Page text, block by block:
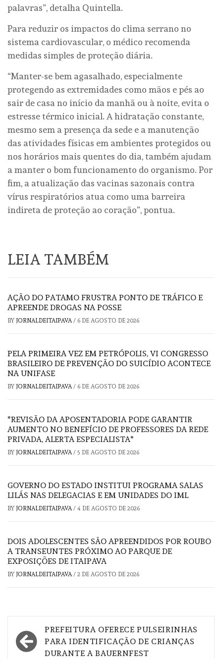
palavras”, detalha Quintella.
Para reduzir os impactos do clima serrano no
sistema cardiovascular, o médico recomenda
medidas simples de proteção diária.
“Manter-se bem agasalhado, especialmente
protegendo as extremidades como mãos e pés ao
sair de casa no início da manhã ou à noite, evita o
estresse térmico inicial. A hidratação constante,
mesmo sem a presença da sede e a manutenção
das atividades físicas em ambientes protegidos ou
nos horários mais quentes do dia, também ajudam
a manter o bom funcionamento do organismo. Por
fim, a atualização das vacinas sazonais contra
vírus respiratórios atua como uma barreira
indireta de proteção ao coração”, pontua.
LEIA TAMBÉM
AÇÃO DO PATAMO FRUSTRA PONTO DE TRÁFICO E
APREENDE DROGAS NA POSSE
BY JORNALDEITAIPAVA/ 6 DE AGOSTO DE 2026
PELA PRIMEIRA VEZ EM PETRÓPOLIS, VI CONGRESSO
BRASILEIRO DE PREVENÇÃO DO SUICÍDIO ACONTECE
NA UNIFASE
BY JORNALDEITAIPAVA/ 6 DE AGOSTO DE 2026
*REVISÃO DA APOSENTADORIA PODE GARANTIR
AUMENTO NO BENEFÍCIO DE PROFESSORES DA REDE
PRIVADA, ALERTA ESPECIALISTA*
BY JORNALDEITAIPAVA/ 5 DE AGOSTO DE 2026
GOVERNO DO ESTADO INSTITUI PROGRAMA SALAS
LILÁS NAS DELEGACIAS E EM UNIDADES DO IML
BY JORNALDEITAIPAVA/ 4 DE AGOSTO DE 2026
DOIS ADOLESCENTES SÃO APREENDIDOS POR ROUBO
A TRANSEUNTES PRÓXIMO AO PARQUE DE
EXPOSIÇÕES DE ITAIPAVA
BY JORNALDEITAIPAVA/ 2 DE AGOSTO DE 2026
Navegação
de
PREFEITURA OFERECE PULSEIRINHAS
PARA IDENTIFICAÇÃO DE CRIANÇAS
DURANTE A BAUERNFEST